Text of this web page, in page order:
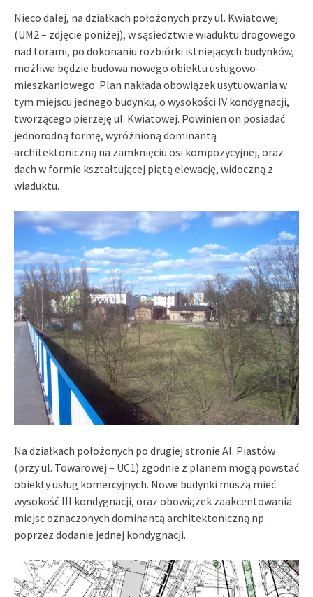
Nieco dalej, na działkach położonych przy ul. Kwiatowej
(UM2 – zdjęcie poniżej), w sąsiedztwie wiaduktu drogowego
nad torami, po dokonaniu rozbiórki istniejących budynków,
możliwa będzie budowa nowego obiektu usługowo-
mieszkaniowego. Plan nakłada obowiązek usytuowania w
tym miejscu jednego budynku, o wysokości IV kondygnacji,
tworzącego pierzeję ul. Kwiatowej. Powinien on posiadać
jednorodną formę, wyróżnioną dominantą
architektoniczną na zamknięciu osi kompozycyjnej, oraz
dach w formie kształtującej piątą elewację, widoczną z
wiaduktu.
Na działkach położonych po drugiej stronie Al. Piastów
(przy ul. Towarowej – UC1) zgodnie z planem mogą powstać
obiekty usług komercyjnych. Nowe budynki muszą mieć
wysokość III kondygnacji, oraz obowiązek zaakcentowania
miejsc oznaczonych dominantą architektoniczną np.
poprzez dodanie jednej kondygnacji.